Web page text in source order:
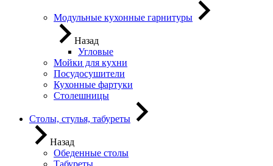
Модульные кухонные гарнитуры
Назад
Угловые
Мойки для кухни
Посудосушители
Кухонные фартуки
Столешницы
Столы, стулья, табуреты
Назад
Обеденные столы
Табуреты